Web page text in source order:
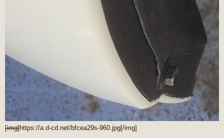
[img]https://a.d-cd.net/bfcea29s-960.jpg[/img]